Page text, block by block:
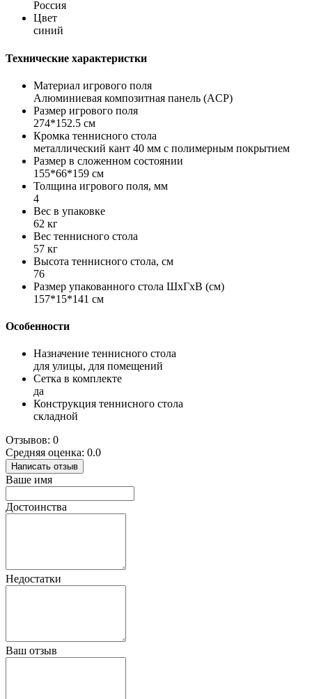
Россия
Цвет
синий
Технические характеристки
Материал игрового поля
Алюминиевая композитная панель (ACP)
Размер игрового поля
274*152.5 см
Кромка теннисного стола
металлический кант 40 мм с полимерным покрытием
Размер в сложенном состоянии
155*66*159 см
Толщина игрового поля, мм
4
Вес в упаковке
62 кг
Вес теннисного стола
57 кг
Высота теннисного стола, см
76
Размер упакованного стола ШхГхВ (см)
157*15*141 см
Особенности
Назначение теннисного стола
для улицы, для помещений
Сетка в комплекте
да
Конструкция теннисного стола
складной
Отзывов: 0
Средняя оценка: 0.0
Написать отзыв
Ваше имя
Достоинства
Недостатки
Ваш отзыв